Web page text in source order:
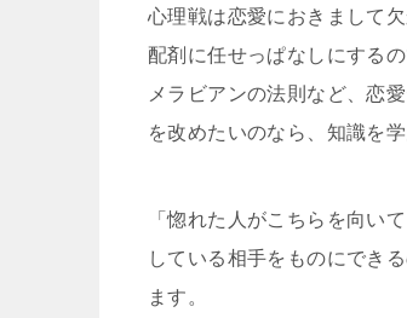
心理戦は恋愛におきまして
配剤に任せっぱなしにする
メラビアンの法則など、恋
を改めたいのなら、知識を
「惚れた人がこちらを向い
している相手をものにでき
ます。